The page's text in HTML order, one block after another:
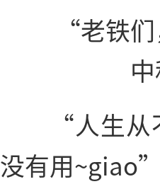
“老铁
“人生
没有用~giao”